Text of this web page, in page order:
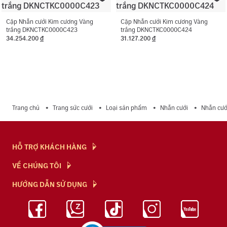
Cặp Nhẫn cưới Kim cương Vàng
trắng DKNCTKC0000C423
34.254.200 đ
Cặp Nhẫn cưới Kim cương Vàng
trắng DKNCTKC0000C424
31.127.200 đ
Trang chủ Trang sức cưới Loại sản phẩm Nhẫn cưới Nhẫn
HỖ TRỢ KHÁCH HÀNG
Hỏi & Đáp
Chính Sách
Chính Sách Bảo Mật
Bảng Giá Vàng
VỀ CHÚNG TÔI
NTJ Flagship
Cửa hàng
Tuyển Dụng
HƯỚNG DẪN SỬ DỤNG
Bảo Quản Trang Sức
Kiến Thức Kim Cương